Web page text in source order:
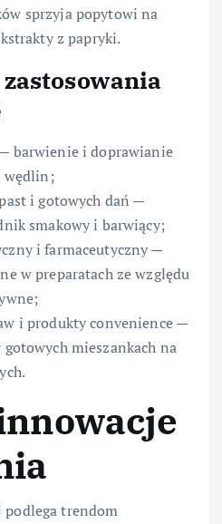
sprzyja popytowi na
z papryki.
barwienie i doprawianie
wędlin;
i gotowych dań —
smakowy i barwiący;
i farmaceutyczny —
w preparatach ze względu
i produkty convenience —
gotowych mieszankach na
trendom